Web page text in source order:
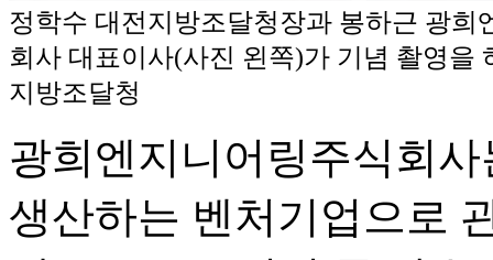
정학수 대전지방조달청장과 봉하근 광희
회사 대표이사(사진 왼쪽)가 기념 촬영을
지방조달청
광희엔지니어링주식회
생산하는 벤처기업으로